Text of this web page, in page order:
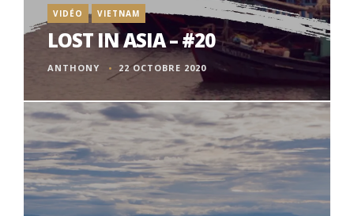
VIDÉO VIETNAM
LOST IN ASIA – #20
ANTHONY 22 OCTOBRE 2020